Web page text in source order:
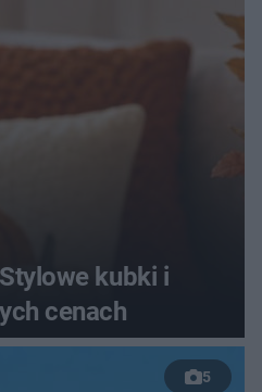
kubki i
cenach
5